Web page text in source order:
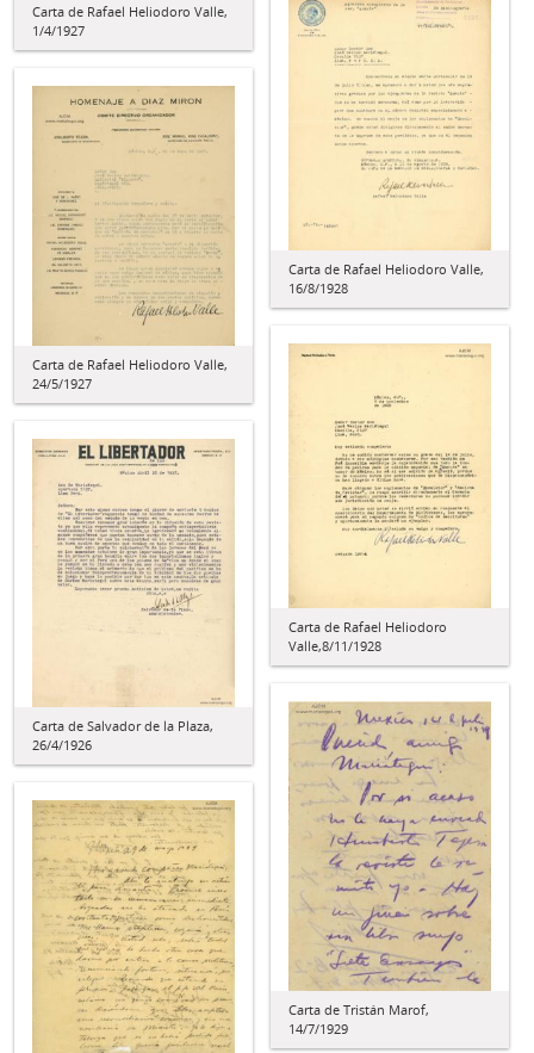
Carta de Rafael Heliodoro Valle,
1/4/1927
Carta de Rafael Heliodoro Valle,
16/8/1928
Carta de Rafael Heliodoro Valle,
24/5/1927
Carta de Rafael Heliodoro
Valle,8/11/1928
Carta de Salvador de la Plaza,
26/4/1926
Carta de Tristán Marof,
14/7/1929